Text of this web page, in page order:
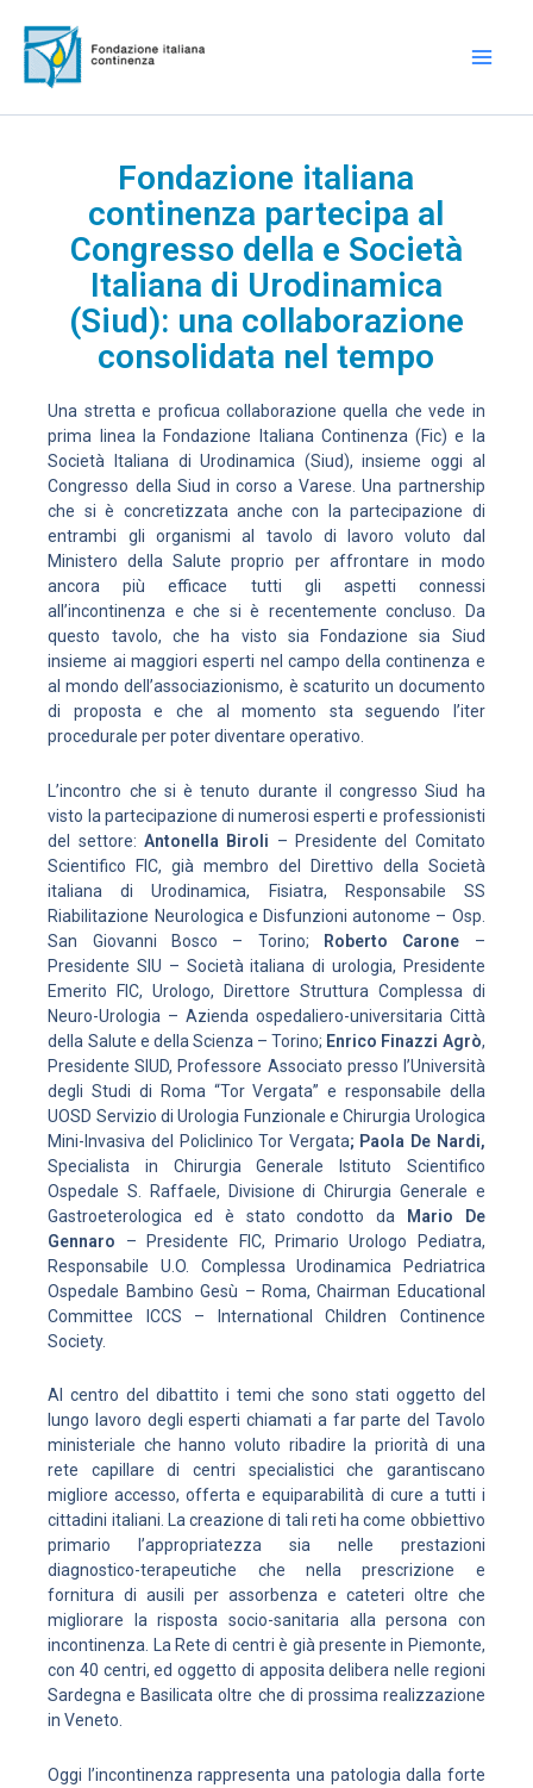
contenuto
Fondazione italiana
continenza partecipa al
Congresso della e Società
Italiana di Urodinamica
(Siud): una collaborazione
consolidata nel tempo
Una stretta e proficua collaborazione quella che vede in
prima linea la Fondazione Italiana Continenza (Fic) e la
Società Italiana di Urodinamica (Siud), insieme oggi al
Congresso della Siud in corso a Varese. Una partnership
che si è concretizzata anche con la partecipazione di
entrambi gli organismi al tavolo di lavoro voluto dal
Ministero della Salute proprio per affrontare in modo
ancora più efficace tutti gli aspetti connessi
all’incontinenza e che si è recentemente concluso. Da
questo tavolo, che ha visto sia Fondazione sia Siud
insieme ai maggiori esperti nel campo della continenza e
al mondo dell’associazionismo, è scaturito un documento
di proposta e che al momento sta seguendo l’iter
procedurale per poter diventare operativo.
L’incontro che si è tenuto durante il congresso Siud ha
visto la partecipazione di numerosi esperti e professionisti
del settore:Antonella Biroli – Presidente del Comitato
Scientifico FIC, già membro del Direttivo della Società
italiana di Urodinamica, Fisiatra, Responsabile SS
Riabilitazione Neurologica e Disfunzioni autonome – Osp.
San Giovanni Bosco – Torino;
Roberto Carone –
Presidente SIU – Società italiana di urologia, Presidente
Emerito FIC, Urologo, Direttore Struttura Complessa di
Neuro-Urologia – Azienda ospedaliero-universitaria Città
della Salute e della Scienza – Torino; Enrico Finazzi Agrò,
Presidente SIUD, Professore Associato presso l’Università
degli Studi di Roma “Tor Vergata” e responsabile della
UOSD Servizio di Urologia Funzionale e Chirurgia Urologica
Mini-Invasiva del Policlinico Tor Vergata; Paola De Nardi,
Specialista in Chirurgia Generale Istituto Scientifico
Ospedale S. Raffaele, Divisione di Chirurgia Generale e
Gastroeterologica ed è stato condotto da
Mario De
Gennaro – Presidente FIC, Primario Urologo Pediatra,
Responsabile U.O. Complessa Urodinamica Pedriatrica
Ospedale Bambino Gesù – Roma, Chairman Educational
Committee ICCS – International Children Continence
Society.
Al centro del dibattito i temi che sono stati oggetto del
lungo lavoro degli esperti chiamati a far parte del Tavolo
ministeriale che hanno voluto ribadire la priorità di una
rete capillare di centri specialistici che garantiscano
migliore accesso, offerta e equiparabilità di cure a tutti i
cittadini italiani. La creazione di tali reti ha come obbiettivo
primario l’appropriatezza sia nelle prestazioni
diagnostico-terapeutiche che nella prescrizione e
fornitura di ausili per assorbenza e cateteri oltre che
migliorare la risposta socio-sanitaria alla persona con
incontinenza. La Rete di centri è già presente in Piemonte,
con 40 centri, ed oggetto di apposita delibera nelle regioni
Sardegna e Basilicata oltre che di prossima realizzazione
in Veneto.
Oggi l’incontinenza rappresenta una patologia dalla forte